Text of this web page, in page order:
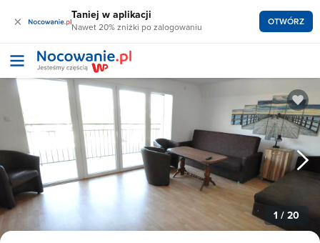
× Taniej w aplikacji
Nawet 20% zniżki po zalogowaniu OTWÓRZ
1 / 20